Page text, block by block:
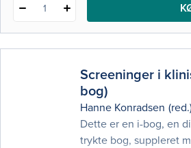
1
Screeninger i
bog)
Hanne Konradsen
Dette er en i-bog, en
trykte bog, suppleret